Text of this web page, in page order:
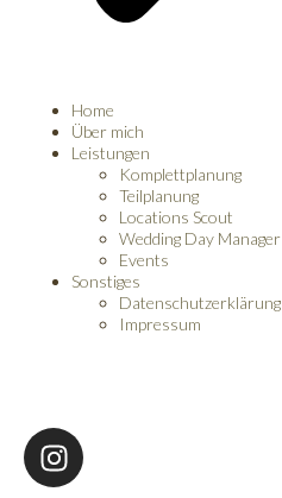
Home
Über mich
Leistungen
Komplettplanung
Teilplanung
Locations Scout
Wedding Day Manager
Events
Sonstiges
Datenschutzerklärung
Impressum